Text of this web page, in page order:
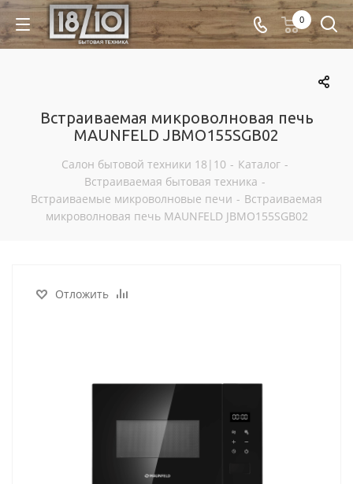
0
Встраиваемая микроволновая печь
MAUNFELD JBMO155SGB02
Салон бытовой техники 18|10 - Каталог -
Встраиваемая бытовая техника -
Встраиваемые микроволновые печи - Встраиваемая
микроволновая печь MAUNFELD JBMO155SGB02
Отложить